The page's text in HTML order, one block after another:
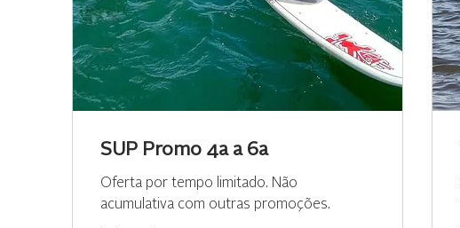
SUP Promo 4a a 6a
Oferta por tempo limitado. Não
acumulativa com outras promoções.